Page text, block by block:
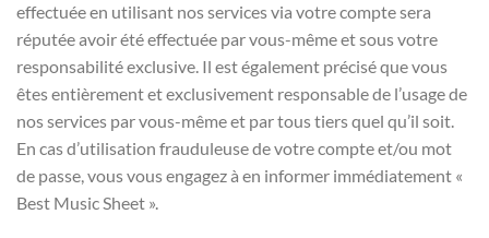
effectuée en utilisant nos services via votre compte sera
réputée avoir été effectuée par vous-même et sous votre
responsabilité exclusive. Il est également précisé que vous
êtes entièrement et exclusivement responsable de l’usage de
nos services par vous-même et par tous tiers quel qu’il soit.
En cas d’utilisation frauduleuse de votre compte et/ou mot
de passe, vous vous engagez à en informer immédiatement «
Best Music Sheet ».